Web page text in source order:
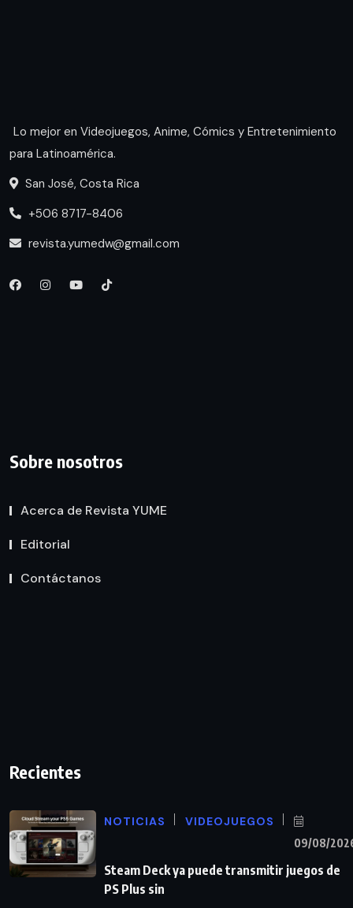
Lo mejor en Videojuegos, Anime, Cómics y Entretenimiento
para Latinoamérica.
San José, Costa Rica
+506 8717-8406
revista.yumedw@gmail.com
Sobre nosotros
Acerca de Revista YUME
Editorial
Contáctanos
Recientes
NOTICIAS VIDEOJUEGOS
09/08/
Steam Deck ya puede transmitir juegos de
PS Plus sin